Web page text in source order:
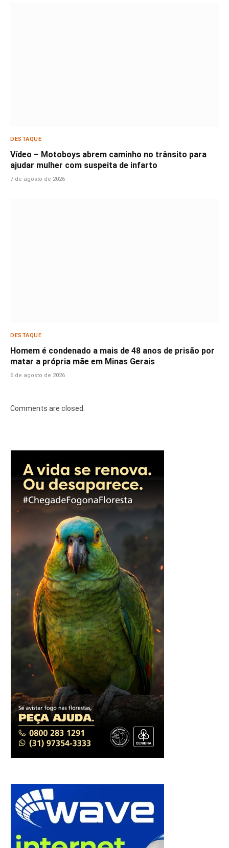
DESTAQUE
Vídeo – Motoboys abrem caminho no trânsito para
ajudar mulher com suspeita de infarto
7 de agosto de 2026
DESTAQUE
Homem é condenado a mais de 48 anos de prisão por
matar a própria mãe em Minas Gerais
6 de agosto de 2026
Comments are closed.